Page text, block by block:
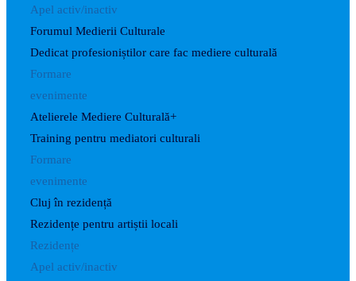
Apel activ/inactiv
Forumul Medierii Culturale
Dedicat profesioniștilor care fac mediere culturală
Formare
evenimente
Atelierele Mediere Culturală+
Training pentru mediatori culturali
Formare
evenimente
Cluj în rezidență
Rezidențe pentru artiștii locali
Rezidențe
Apel activ/inactiv